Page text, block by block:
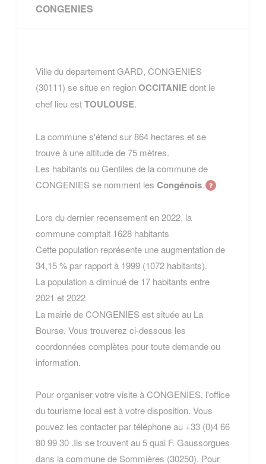
CONGENIES
Ville du departement GARD, CONGENIES
(30111) se situe en regionOCCITANIEdont le
chef lieu estTOULOUSE.
La commune s'étend sur 864 hectares et se
trouve à une altitude de 75 mètres.
Les habitants ou Gentiles de la commune de
CONGENIES se nomment les Congénois.
Lors du dernier recensement en 2022, la
commune comptait 1628 habitants
Cette population représente une augmentation de
34,15 % par rapport à 1999 (1072 habitants).
La population a diminué de 17 habitants entre
2021 et 2022
La mairie de CONGENIES est située au La
Bourse. Vous trouverez ci-dessous les
coordonnées complètes pour toute demande ou
information.
Pour organiser votre visite à CONGENIES, l'office
du tourisme local est à votre disposition. Vous
pouvez les contacter par téléphone au +33 (0)4 66
80 99 30 .Ils se trouvent au 5 quai F. Gaussorgues
dans la commune de Sommières (30250). Pour